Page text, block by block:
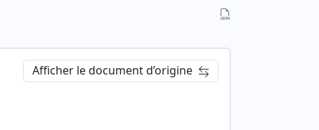
Afficher le document d’origine